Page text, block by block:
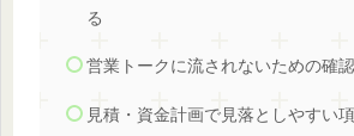
る
営業トークに流されないための確
見積・資金計画で見落としやすい